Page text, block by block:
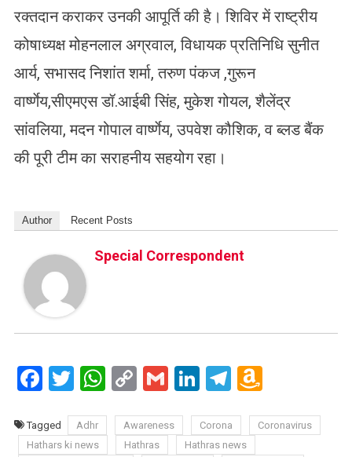
रक्तदान कराकर उनकी आपूर्ति की है। शिविर में राष्ट्रीय
कोषाध्यक्ष मोहनलाल अग्रवाल, विधायक प्रतिनिधि सुनीत
आर्य, सभासद निशांत शर्मा, तरुण पंकज ,गुरून
वार्ष्णेय,सीएमएस डॉ.आईबी सिंह, मुकेश गोयल, शैलेंद्र
सांवलिया, मदन गोपाल वार्ष्णेय, उपवेश कौशिक, व ब्लड बैंक
की पूरी टीम का सराहनीय सहयोग रहा।
Author Recent Posts
Special Correspondent
Facebook
Twitter
WhatsApp
CopyGmailLinkedIn
Telegram
Amazon
List
Tagged Adhr Awareness Corona
Coronavirus
Hathars ki news
Hathras
Hathras news